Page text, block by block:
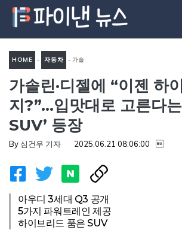
츠
HOME - 자동차 - 가솔
린·디젤에 “이젠 하이브리드까
지?”…입맛대로 고른다는 ‘수입
가솔린·디젤에 “이젠 하
지?”…입맛대로 고른다는
SUV’ 등장
By 심건우 기자 2025.06.21 08:06:00 
아우디 3세대 Q3 공개
5가지 파워트레인 제공
하이브리드 품은 SUV